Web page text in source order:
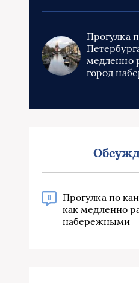
Прогулка
медленно
город
0
Прогулка по
как медленно
набережными